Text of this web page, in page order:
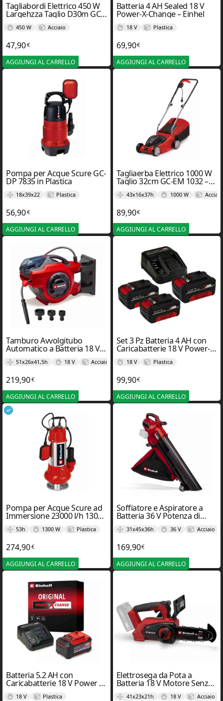
Tagliabordi Elettrico 450 W
Largehzza Taglio D30m GC-
ET 4530 – Einhel
450 W Acciaio
47,90€
AGGIUNGI AL CARRELLO
Batteria 4 AH Sealed 18 V
Power-X-Change – Einhel
18 V Plastica
69,90€
AGGIUNGI AL CARRELLO
Pompa per Acque Scure GC-
DP 7835 in Plastica
18x39x22 Plastica
56,90€
AGGIUNGI AL CARRELLO
Tagliaerba Elettrico 1000 W
Taglio 32cm GC-EM 1032 –
Einhel43x16x37h 1000 W Acciaio
89,90€
AGGIUNGI AL CARRELLO
Tamburo Avvolgitubo
Automatico a Batteria 18 V
Orientabile Fino a 180° GE-
HR 18/30 LI – Einhel
51x26x41,5h 18 V Acciaio
219,90€
AGGIUNGI AL CARRELLO
Set 3 Pz Batteria 4 AH con
Caricabatterie 18 V Power-X-
Change – Einhel
18 V Plastica
99,90€
AGGIUNGI AL CARRELLO
Pompa per Acque Scure ad
Immersione 23000 l/h 1300
W GC-DP 1340 G – Einhel
53h 1300 W Plastica
274,90€
AGGIUNGI AL CARRELLO
Soffiatore e Aspiratore a
Batteria 36 V Potenza di
Aspirazione 740m³ 36/240 –
Einhel31x45x36h 36 V Acciaio
169,90€
AGGIUNGI AL CARRELLO
Batteria 5.2 AH con
Caricabatterie 18 V Power X-
Change – Einhel
18 V Plastica
Elettrosega da Pota a
Batteria 18 V Motore Senza
Spazzole 18/20 TH – Einhel
41x23x21h 18 V Acciaio